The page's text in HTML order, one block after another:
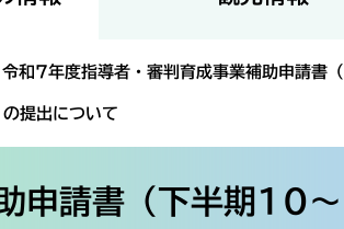
令和7年度指導者・審判育成事業補助申請書
提出について
申請書（下半期10～